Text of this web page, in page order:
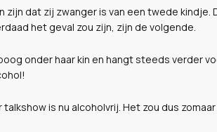
zijn dat zij zwanger is van een twede kindje.
het geval zou zijn, zijn de volgende.
onder haar kin en hangt steeds verder
is nu alcoholvrij. Het zou dus